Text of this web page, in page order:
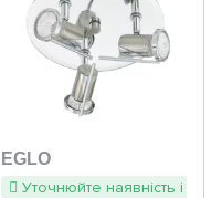
EGLO
Уточнюйте наявність і